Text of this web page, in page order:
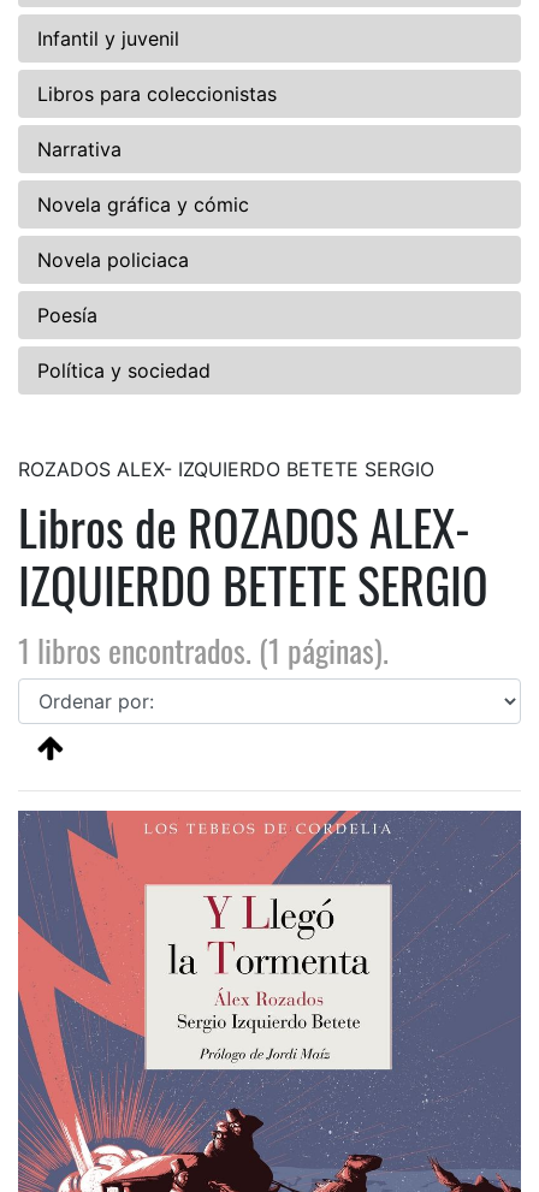
Infantil y juvenil
Libros para coleccionistas
Narrativa
Novela gráfica y cómic
Novela policiaca
Poesía
Política y sociedad
ROZADOS ALEX- IZQUIERDO BETETE SERGIO
Libros de ROZADOS ALEX-
IZQUIERDO BETETE SERGIO
1 libros encontrados. (1 páginas).